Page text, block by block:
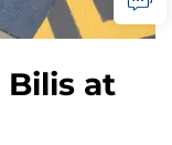
at